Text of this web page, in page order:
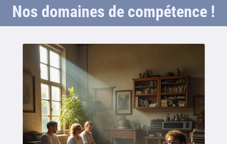
Nos domaines de compétence !